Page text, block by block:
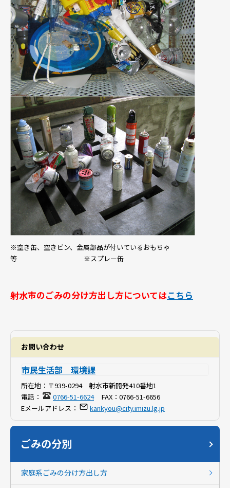
※空き缶、空きビン、金属部品が付いているおもちゃ
等 ※スプレー缶
射水市のごみの分け方出し方についてはこちら
お問い合わせ
市民生活部 環境課
所在地： 〒939-0294 射水市新開発410番地1
電話：
0766-51-6624FAX： 0766-51-6656
Eメールアドレス：
kankyou@city.imizu.lg.jp
ごみの分別
家庭系ごみの分け方出し方